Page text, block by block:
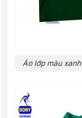
Áo lớp màu